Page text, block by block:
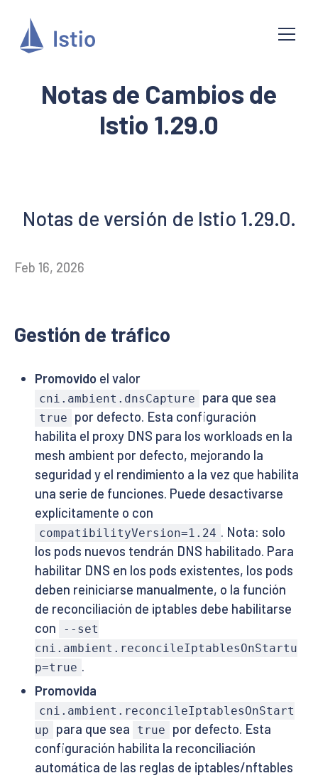
Notas de Cambios de
Istio 1.29.0
Notas de versión de Istio 1.29.0.
Feb 16, 2026
Gestión de tráfico
Promovidoel valor
cni.ambient.dnsCapture para que sea
true
por defecto. Esta configuración
habilita el proxy DNS para los workloads en la
mesh ambient por defecto, mejorando la
seguridad y el rendimiento a la vez que habilita
una serie de funciones. Puede desactivarse
explícitamente o con
compatibilityVersion=1.24 . Nota: solo
los pods nuevos tendrán DNS habilitado. Para
habilitar DNS en los pods existentes, los pods
deben reiniciarse manualmente, o la función
de reconciliación de iptables debe habilitarse
con
--set
cni.ambient.reconcileIptablesOnStartu
p=true .
Promovida
cni.ambient.reconcileIptablesOnStart
up
para que sea true
por defecto. Esta
configuración habilita la reconciliación
automática de las reglas de iptables/nftables